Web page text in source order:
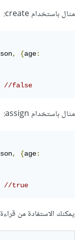
مثال باستخدام create:
, {age:
//false
مثال باستخدام assign:
, {age:
//true
يمكنك الاستفادة من قراءة